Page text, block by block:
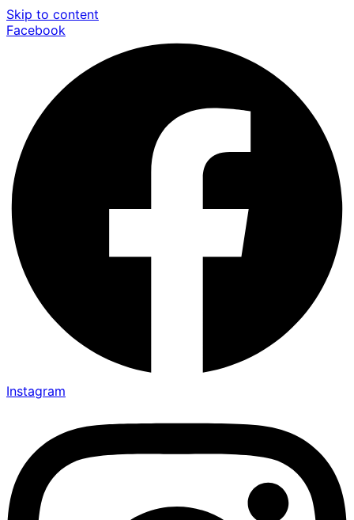
Skip to content
Facebook
Instagram